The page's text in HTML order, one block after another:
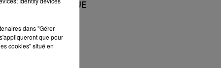
+ DE MUSIQUE
dans "Gérer
que pour
cookies" situé en